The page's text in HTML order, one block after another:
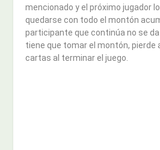
mencionado y el próximo jugador
quedarse con todo el montón
participante que continúa no se
tiene que tomar el montón, pierde
cartas al terminar el juego.